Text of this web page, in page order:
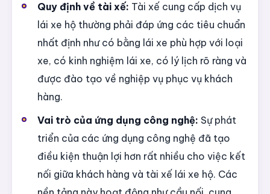
Quy định về tài xế: Tài xế cung cấp dịch vụ
lái xe hộ thường phải đáp ứng các tiêu chuẩn
nhất định như có bằng lái xe phù hợp với loại
xe, có kinh nghiệm lái xe, có lý lịch rõ ràng và
được đào tạo về nghiệp vụ phục vụ khách
hàng.
Vai trò của ứng dụng công nghệ: Sự phát
triển của các ứng dụng công nghệ đã tạo
điều kiện thuận lợi hơn rất nhiều cho việc kết
nối giữa khách hàng và tài xế lái xe hộ. Các